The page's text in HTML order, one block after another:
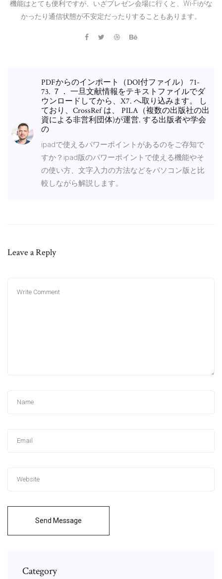
機能はとても便利ですが、いざプレゼン会場に行くと、Wi-Fiがな
かったり通信状態が不安定だったりすることもあります。
PDFからのインポート（DOI付ファイル） 71-
73. ７． 一旦文献情報をテキストファイルでダ
ウンロードしてから、X7. へ取り込みます。 し
ており、CrossRef は、 PILA（複数の出版社の出
資による非営利団体)が運営. する出版者や学会
の
ipadで使えるパワーポイントがあるのをご存知で
すか？ipad版のパワーポイントで使える機能やそ
の使い方、文字入力の方法などをパソコン版と比
較しながら解説します。
Leave a Reply
Send Message
Category